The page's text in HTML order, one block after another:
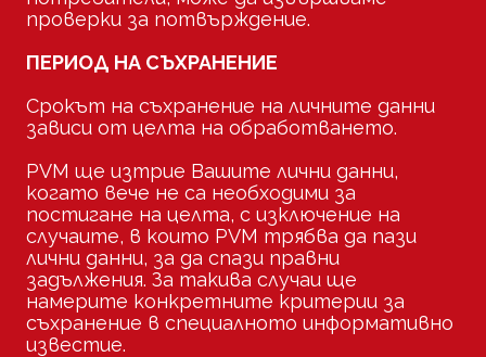
проверки за потвърждение.
ПЕРИОД НА СЪХРАНЕНИЕ
Срокът на съхранение на личните данни
зависи от целта на обработването.
PVM ще изтрие Вашите лични данни,
когато вече не са необходими за
постигане на целта, с изключение на
случаите, в които PVM трябва да пази
лични данни, за да спази правни
задължения. За такива случаи ще
намерите конкретните критерии за
съхранение в специалното информативно
известие.